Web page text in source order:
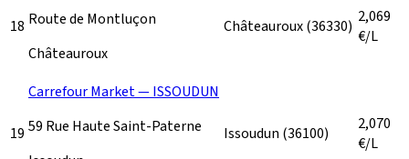
18 Route de Montluçon
Châteauroux
Châteauroux(36330) 2,069
€/L
19
Carrefour Market — ISSOUDUN
59 Rue Haute Saint-Paterne
Issoudun (36100)
2,070
€/L